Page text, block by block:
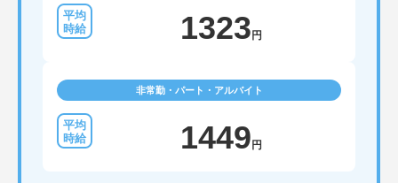
1323 円
非常勤・パート・アルバイト
1449 円